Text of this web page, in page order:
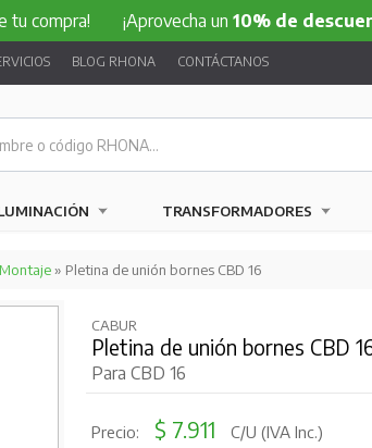
¡Aprovecha un10% de descuentoen
BLOG RHONA CONTÁCTANOS
TRANSFORMADORES
» Pletina de unión bornes CBD 16
CABUR
Pletina de unión bornes CBD
Para CBD 16
Precio: $ 7.911 C/U (IVA Inc.)